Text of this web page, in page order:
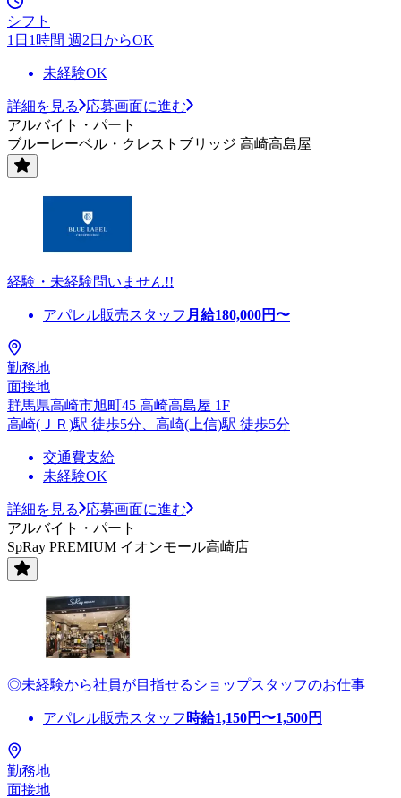
シフト
1日1時間 週2日からOK
未経験OK
詳細を見る
応募画面に進む
アルバイト・パート
ブルーレーベル・クレストブリッジ 高崎高島屋
経験・未経験問いません!!
アパレル販売スタッフ 月給180,000円〜
勤務地
面接地
群馬県高崎市旭町45 高崎高島屋 1F
高崎(ＪＲ)駅 徒歩5分、高崎(上信)駅 徒歩5分
交通費支給
未経験OK
詳細を見る
応募画面に進む
アルバイト・パート
SpRay PREMIUM イオンモール高崎店
◎未経験から社員が目指せるショップスタッフのお仕事
アパレル販売スタッフ 時給1,150円〜1,500円
勤務地
面接地